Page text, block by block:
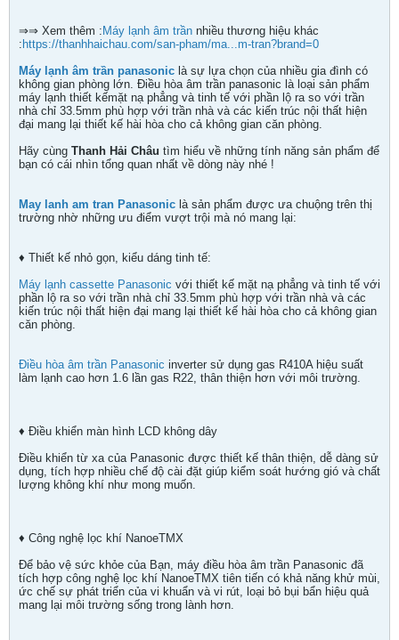
⇒⇒ Xem thêm : Máy lạnh âm trần nhiều thương hiệu khác
: https://thanhhaichau.com/san-pham/ma...m-tran?brand=0
Máy lạnh âm trần panasonic là sự lựa chọn của nhiều gia đình có
không gian phòng lớn. Điều hòa âm trần panasonic là loại sản phẩm
máy lạnh thiết kếmặt nạ phẳng và tinh tế với phần lộ ra so với trần
nhà chỉ 33.5mm phù hợp với trần nhà và các kiến trúc nội thất hiện
đại mang lại thiết kế hài hòa cho cả không gian căn phòng.
Hãy cùng Thanh Hải Châu tìm hiểu về những tính năng sản phẩm để
bạn có cái nhìn tổng quan nhất về dòng này nhé !
May lanh am tran Panasonic là sản phẩm được ưa chuộng trên thị
trường nhờ những ưu điểm vượt trội mà nó mang lại:
♦ Thiết kế nhỏ gọn, kiểu dáng tinh tế:
Máy lạnh cassette Panasonic với thiết kế mặt nạ phẳng và tinh tế với
phần lộ ra so với trần nhà chỉ 33.5mm phù hợp với trần nhà và các
kiến trúc nội thất hiện đại mang lại thiết kế hài hòa cho cả không gian
căn phòng.
Điều hòa âm trần Panasonic inverter sử dụng gas R410A hiệu suất
làm lạnh cao hơn 1.6 lần gas R22, thân thiện hơn với môi trường.
♦ Điều khiển màn hình LCD không dây
Điều khiển từ xa của Panasonic được thiết kế thân thiện, dễ dàng sử
dụng, tích hợp nhiều chế độ cài đặt giúp kiểm soát hướng gió và chất
lượng không khí như mong muốn.
♦ Công nghệ lọc khí NanoeTMX
Để bảo vệ sức khỏe của Bạn, máy điều hòa âm trần Panasonic đã
tích hợp công nghệ lọc khí NanoeTMX tiên tiến có khả năng khử mùi,
ức chế sự phát triển của vi khuẩn và vi rút, loại bỏ bụi bẩn hiệu quả
mang lại môi trường sống trong lành hơn.